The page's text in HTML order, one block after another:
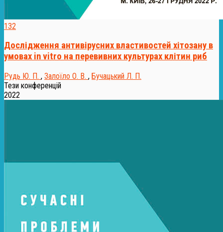
132
Дослідження антивірусних властивостей хітозану в
умовах in vitro на перевивних культурах клітин риб
Рудь Ю. П. , Залоїло О. В. , Бучацький Л. П.
Тези конференцій
2022